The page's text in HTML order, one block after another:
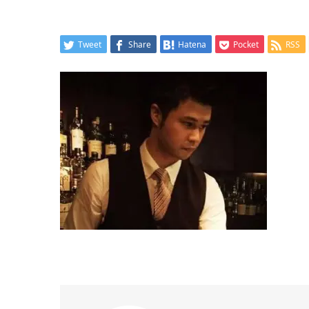
Tweet Share Hatena Pocket RSS